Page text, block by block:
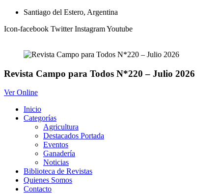
contenido
Santiago del Estero, Argentina
Icon-facebook Twitter InstagramYoutube
Revista Campo para Todos N*220 – Julio 2026
Ver Online
Inicio
Categorías
Agricultura
Destacados Portada
Eventos
Ganadería
Noticias
Biblioteca de Revistas
Quienes Somos
Contacto